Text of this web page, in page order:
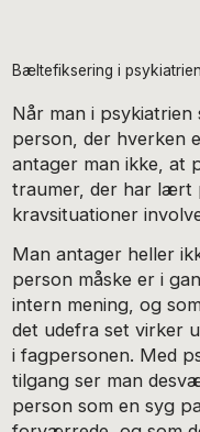
Bæltefiksering i
Når man i psykiatrien
person, der hverken
antager man ikke, at
traumer, der har lært
kravsituationer
Man antager heller
person måske er i
intern mening, og
det udefra set virker
i fagpersonen. Med
tilgang ser man
person som en syg